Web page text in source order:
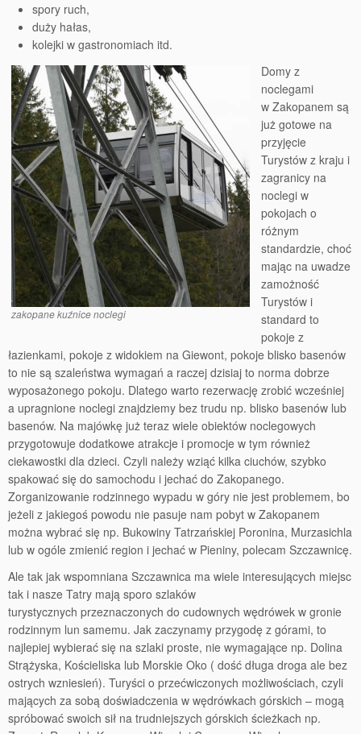
spory ruch,
duży hałas,
kolejki w gastronomiach itd.
zakopane kuźnice noclegi
Domy z
noclegami
w Zakopanem są
już gotowe na
przyjęcie
Turystów z kraju i
zagranicy na
noclegi w
pokojach o
różnym
standardzie, choć
mając na uwadze
zamożność
Turystów i
standard to
pokoje z
łazienkami, pokoje z widokiem na Giewont, pokoje blisko basenów
to nie są szaleństwa wymagań a raczej dzisiaj to norma dobrze
wyposażonego pokoju. Dlatego warto rezerwację zrobić wcześniej
a upragnione noclegi znajdziemy bez trudu np. blisko basenów lub
basenów. Na majówkę już teraz wiele obiektów noclegowych
przygotowuje dodatkowe atrakcje i promocje w tym również
ciekawostki dla dzieci. Czyli należy wziąć kilka ciuchów, szybko
spakować się do samochodu i jechać do Zakopanego.
Zorganizowanie rodzinnego wypadu w góry nie jest problemem, bo
jeżeli z jakiegoś powodu nie pasuje nam pobyt w Zakopanem
można wybrać się np. Bukowiny Tatrzańskiej Poronina, Murzasichla
lub w ogóle zmienić region i jechać w Pieniny, polecam Szczawnicę.
Ale tak jak wspomniana Szczawnica ma wiele interesujących miejsc
tak i nasze Tatry mają sporo szlaków
turystycznych przeznaczonych do cudownych wędrówek w gronie
rodzinnym lun samemu. Jak zaczynamy przygodę z górami, to
najlepiej wybierać się na szlaki proste, nie wymagające np. Dolina
Strążyska, Kościeliska lub Morskie Oko ( dość długa droga ale bez
ostrych wzniesień). Turyści o przećwiczonych możliwościach, czyli
mających za sobą doświadczenia w wędrówkach górskich – mogą
spróbować swoich sił na trudniejszych górskich ścieżkach np.